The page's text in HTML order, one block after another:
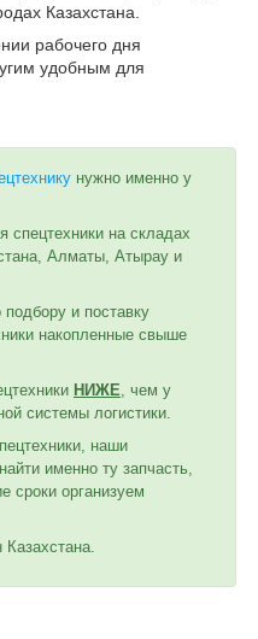
Казахстана.
рабочего дня
удобным для
нужно именно у
спецтехники на складах
Алматы, Атырау и
подбору и поставку
накопленные свыше
НИЖЕ , чем у
системы логистики.
наши
именно ту запчасть,
сроки организуем